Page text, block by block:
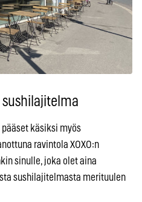
sushilajitelma
käsiksi myös
ravintola XOXO:n
sinulle, joka olet aina
sushilajitelmasta merituulen